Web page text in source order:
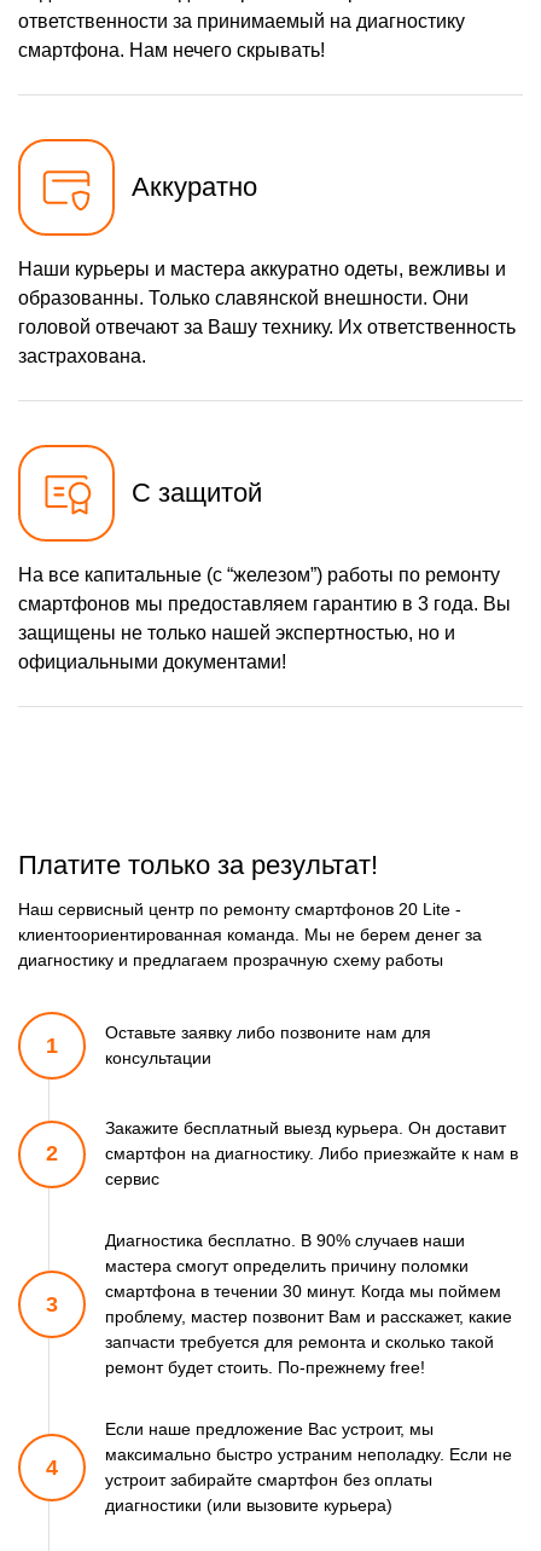
ответственности за принимаемый на диагностику
смартфона. Нам нечего скрывать!
Аккуратно
Наши курьеры и мастера аккуратно одеты, вежливы и
образованны. Только славянской внешности. Они
головой отвечают за Вашу технику. Их ответственность
застрахована.
С защитой
На все капитальные (с “железом”) работы по ремонту
смартфонов мы предоставляем гарантию в 3 года. Вы
защищены не только нашей экспертностью, но и
официальными документами!
Платите только за результат!
Наш сервисный центр по ремонту смартфонов 20 Lite -
клиентоориентированная команда. Мы не берем денег за
диагностику и предлагаем прозрачную схему работы
1
Оставьте заявку либо позвоните нам для
консультации
2
Закажите бесплатный выезд курьера. Он доставит
смартфон на диагностику. Либо приезжайте к нам в
сервис
3
Диагностика бесплатно. В 90% случаев наши
мастера смогутопределить причину поломки
смартфона в течении 30 минут. Когда мы поймем
проблему, мастер позвонит Вам и расскажет, какие
запчасти требуется для ремонта и сколько такой
ремонтбудет стоить. По-прежнему free!
4
Если наше предложение Вас устроит, мы
максимально быстро устраним неполадку. Если не
устроит забирайте смартфон без оплаты
диагностики (или вызовите курьера)